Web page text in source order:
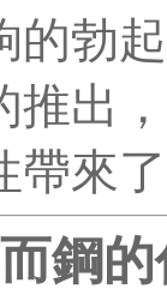
的勃
推出
帶來
鋼